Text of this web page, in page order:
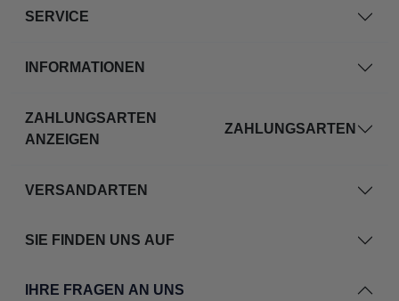
SERVICE
INFORMATIONEN
ZAHLUNGSARTEN
ANZEIGEN
ZAHLUNGSARTEN
VERSANDARTEN
SIE FINDEN UNS AUF
IHRE FRAGEN AN UNS